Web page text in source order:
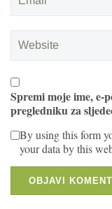
Spremi moje ime, e-
pregledniku za
By using this form
your data by this